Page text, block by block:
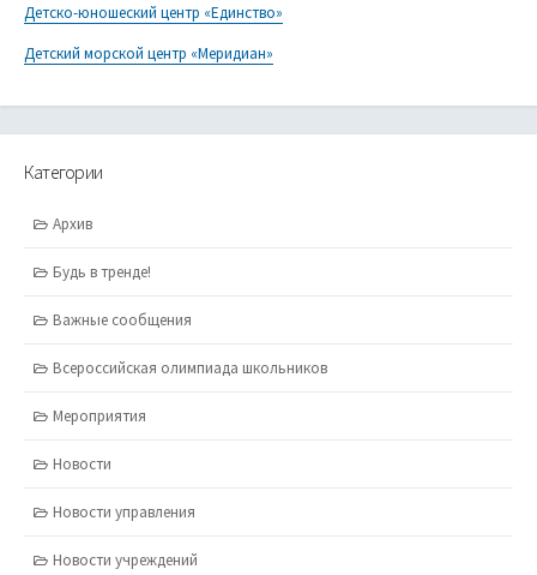
Детско-юношеский центр «Единство»
Детский морской центр «Меридиан»
Категории
Архив
Будь в тренде!
Важные сообщения
Всероссийская олимпиада школьников
Мероприятия
Новости
Новости управления
Новости учреждений